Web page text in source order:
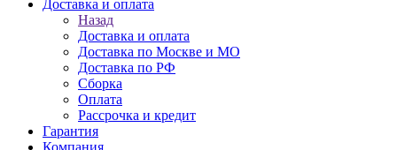
Доставка и оплата
Назад
Доставка и оплата
Доставка по Москве и МО
Доставка по РФ
Сборка
Оплата
Рассрочка и кредит
Гарантия
Компания